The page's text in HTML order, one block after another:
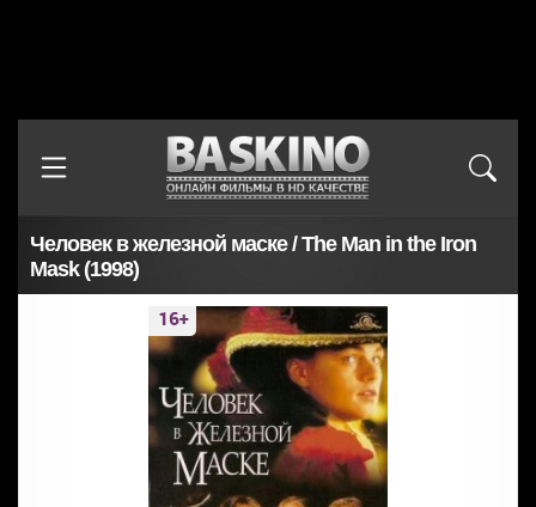
Человек в железной маске / The Man in the Iron
Mask (1998)